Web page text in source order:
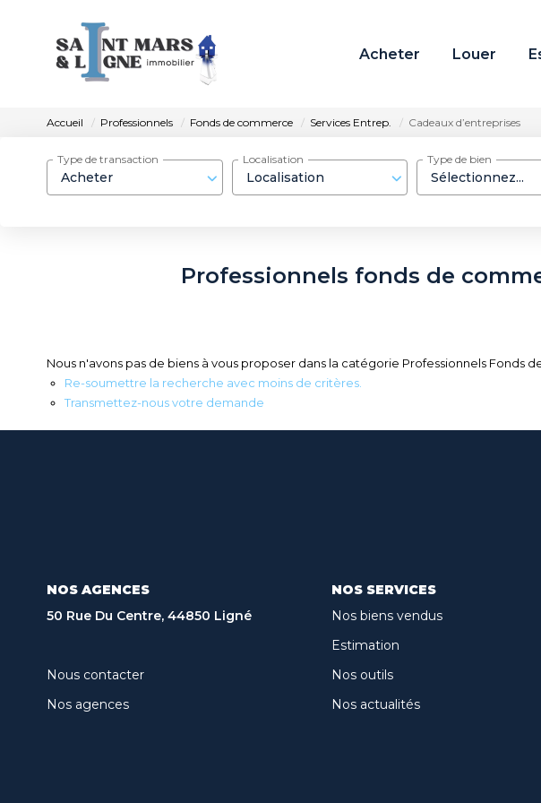
Acheter Louer
Accueil Professionnels Fonds de commerce Services Entrep. Cadeaux d’entreprises
Acheter
Type de transaction
Localisation
Localisation
Sélectionnez...
Type de bien
Professionnels fonds de
Nous n'avons pas de biens à vous proposer dans la catégorie Professionnels
Re-soumettre la recherche avec moins de critères.
Transmettez-nous votre demande
NOS AGENCES
50 Rue Du Centre, 44850 Ligné
Nous contacter
Nos agences
NOS SERVICES
Nos biens vendus
Estimation
Nos outils
Nos actualités